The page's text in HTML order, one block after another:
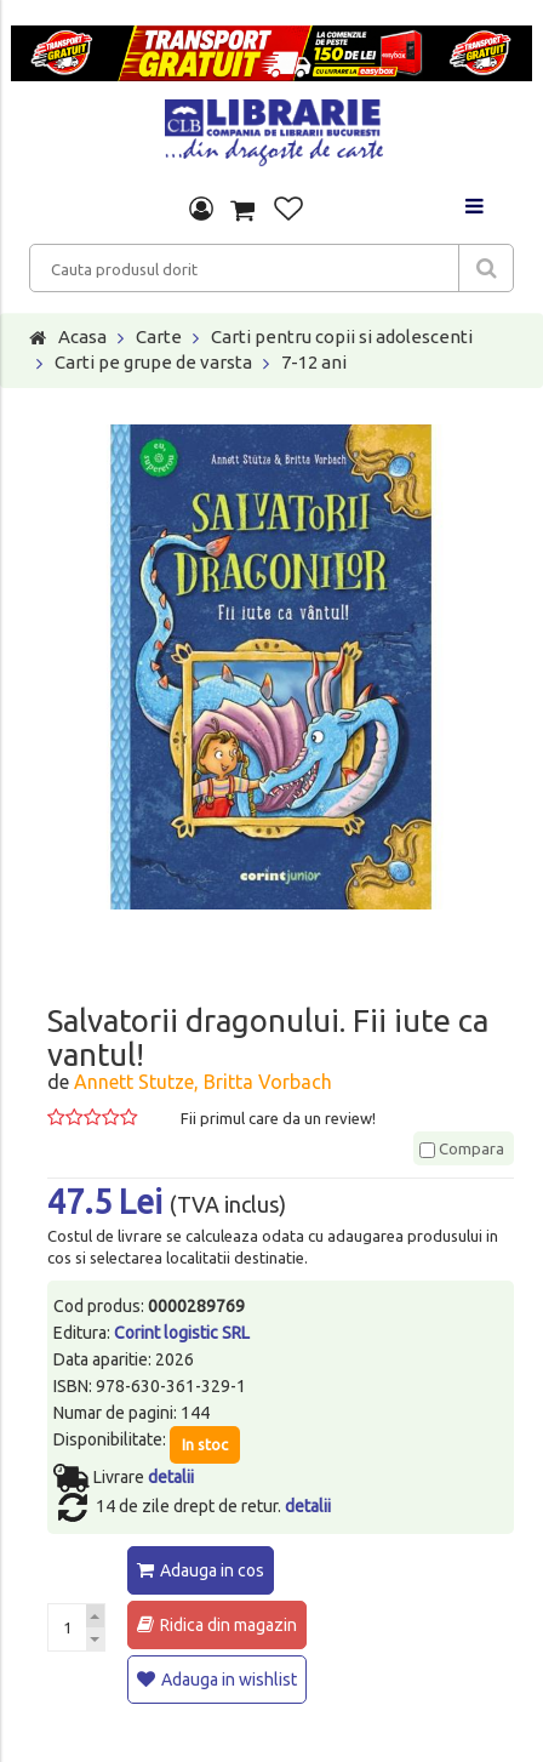
Acasa Carte
Carti pentru copii si adolescenti
Carti pe grupe de varsta
7-12 ani
Salvatorii dragonului. Fii iute ca
vantul!
de Annett Stutze, Britta Vorbach
Fii primul care da un review!
Compara
47.5 Lei (TVA inclus)
Costul de livrare se calculeaza odata cu adaugarea produsului in
cos si selectarea localitatii destinatie.
Cod produs: 0000289769
Editura: Corint logistic SRL
Data aparitie: 2026
ISBN: 978-630-361-329-1
Numar de pagini: 144
Disponibilitate:
In stoc
Livrare detalii
14 de zile drept de retur. detalii
Adauga in cos
Ridica din magazin
Adauga in wishlist